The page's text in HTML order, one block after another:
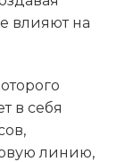
влияют на
в себя
линию,